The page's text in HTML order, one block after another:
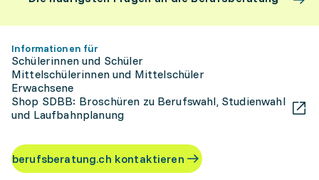
Informationen für
Schülerinnen und Schüler
Mittelschülerinnen und Mittelschüler
Erwachsene
Shop SDBB: Broschüren zu Berufswahl, Studienwahl
und Laufbahnplanung
berufsberatung.ch kontaktieren